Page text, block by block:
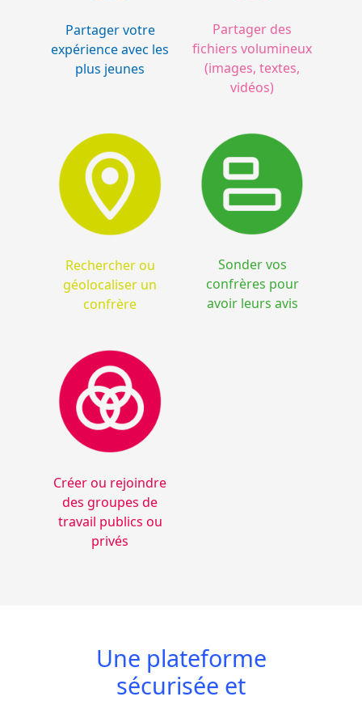
Partager votre
expérience avec les
plus jeunes
Partager des
fichiers volumineux
(images, textes,
vidéos)
Rechercher ou
géolocaliser un
confrère
Sonder vos
confrères pour
avoir leurs avis
Créer ou rejoindre
des groupes de
travail publics ou
privés
Une plateforme
sécurisée et